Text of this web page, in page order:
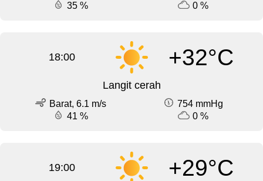
35 %
0 %
18:00 +32°C
Langit cerah
Barat, 6.1 m/s
754 mmHg
41 %
0 %
19:00 +29°C